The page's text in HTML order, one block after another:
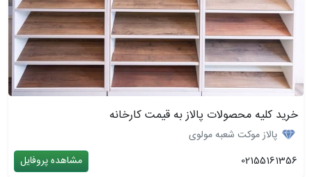
خرید کلیه محصولات پالاز به قیمت کارخانه
پالاز موکت شعبه مولوی
02155161356
مشاهده پروفایل